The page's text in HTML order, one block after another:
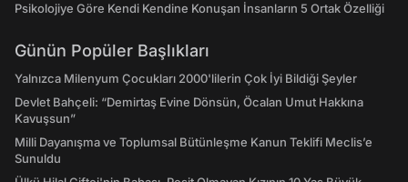
Psikolojiye Göre Kendi Kendine Konuşan İnsanların 5 Ortak Özelliği
Günün Popüler Başlıkları
Yalnızca Milenyum Çocukları 2000'lilerin Çok İyi Bildiği Şeyler
Devlet Bahçeli: “Demirtaş Evine Dönsün, Öcalan Umut Hakkına
Kavuşsun”
Milli Dayanışma ve Toplumsal Bütünleşme Kanun Teklifi Meclis’e
Sunuldu